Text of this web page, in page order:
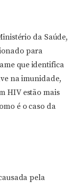
da Saúde,
para
que identifica
na imunidade,
HIV estão mais
é o caso da
pela